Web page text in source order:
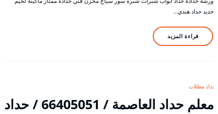
حديد حداد هندي…
قراءة المزيد
حداد مظلات
معلم حداد العاصمة / 66405051 / حداد